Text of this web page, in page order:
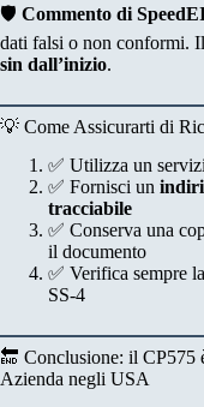
🛡️ Commento di
dati falsi o non conformi.
sin dall’inizio.
💡 Come Assicurarti di
✅ Utilizza un
✅ Fornisci un
tracciabile
✅ Conserva una
il documento
✅ Verifica sempre
SS-4
🔚 Conclusione: il CP575
Azienda negli USA